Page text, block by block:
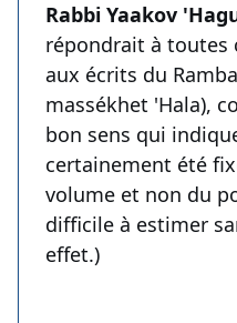
Rabbi Yaakov
répondrait à toutes
aux écrits du
massékhet 'Hala),
bon sens qui
certainement été
volume et non du
difficile à estimer
effet.)